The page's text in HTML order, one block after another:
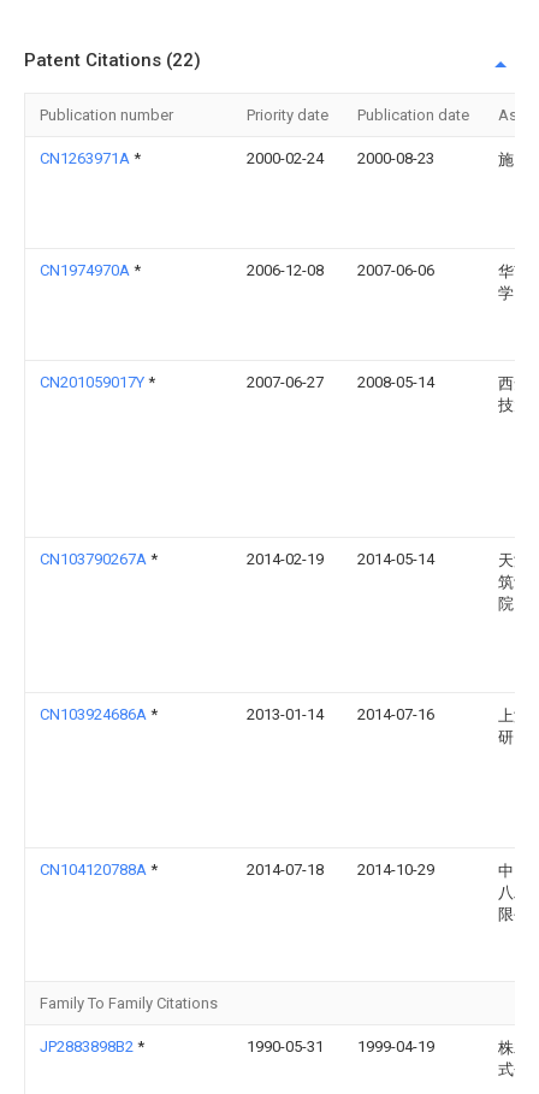
Patent Citations (22)
Publication number Priority date Publication date
CN1263971A * 2000-02-24 2000-08-23 施民
CN1974970A * 2006-12-08 2007-06-06
华南
学
CN201059017Y * 2007-06-27 2008-05-14
西安
技大
CN103790267A * 2014-02-19 2014-05-14
天津
筑设
院
CN103924686A * 2013-01-14 2014-07-16
上海
研究
CN104120788A * 2014-07-18 2014-10-29
中国
八工
限公
Family To Family Citations
JP2883898B2 * 1990-05-31 1999-04-19
株木
式会